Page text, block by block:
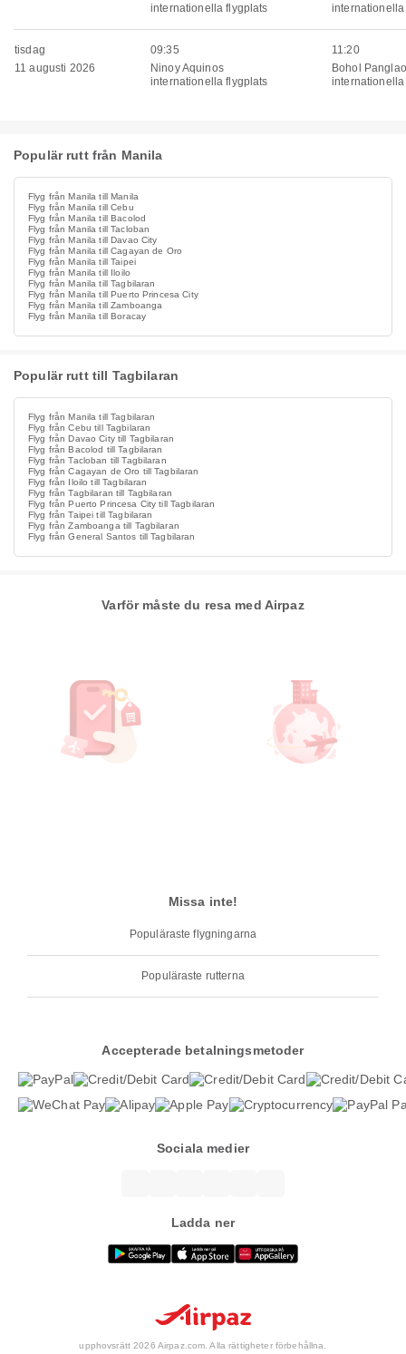
internationella flygplats
tisdag
11 augusti 2026
09:35
Ninoy Aquinos
internationella flygplats
11:20
Bohol Panglao
Populär rutt från Manila
Flyg från Manila till Manila
Flyg från Manila till Cebu
Flyg från Manila till Bacolod
Flyg från Manila till Tacloban
Flyg från Manila till Davao City
Flyg från Manila till Cagayan de Oro
Flyg från Manila till Taipei
Flyg från Manila till Iloilo
Flyg från Manila till Tagbilaran
Flyg från Manila till Puerto Princesa City
Flyg från Manila till Zamboanga
Flyg från Manila till Boracay
Populär rutt till Tagbilaran
Flyg från Manila till Tagbilaran
Flyg från Cebu till Tagbilaran
Flyg från Davao City till Tagbilaran
Flyg från Bacolod till Tagbilaran
Flyg från Tacloban till Tagbilaran
Flyg från Cagayan de Oro till Tagbilaran
Flyg från Iloilo till Tagbilaran
Flyg från Tagbilaran till Tagbilaran
Flyg från Puerto Princesa City till Tagbilaran
Flyg från Taipei till Tagbilaran
Flyg från Zamboanga till Tagbilaran
Flyg från General Santos till Tagbilaran
Varför måste du resa med Airpaz
Missa inte!
Populäraste flygningarna
Populäraste rutterna
Accepterade betalningsmetoder
Sociala medier
Ladda ner
upphovsrätt 2026 Airpaz.com. Alla rättigheter förbehållna.